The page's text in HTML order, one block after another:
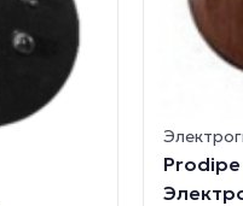
Prodipe